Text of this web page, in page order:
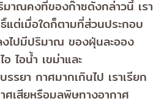
มาณคงที่ของก๊าซดังกล่าวนี้ เรา
แต่เมื่อใดก็ตามที่ส่วนประกอบ
ไปมีปริมาณ ของฝุ่นละออง
ไอน้ำ เขม่าและ
รยา กาศมากเกินไป เราเรียก
ศเสียหรือมลพิษทางอากาศ